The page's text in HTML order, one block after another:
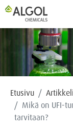
Etusivu
Mikä on UFI-
tarvitaan?